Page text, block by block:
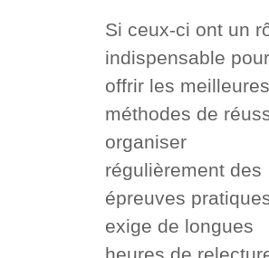
Si ceux-ci ont un
indispensable pour
offrir les meilleures
méthodes de
organiser
régulièrement des
épreuves
exige de longues
heures de